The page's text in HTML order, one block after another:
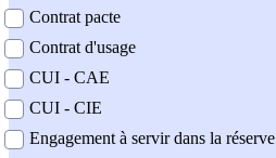
Contrat pacte
Contrat d'usage
CUI - CAE
CUI - CIE
Engagement à servir dans la réserve